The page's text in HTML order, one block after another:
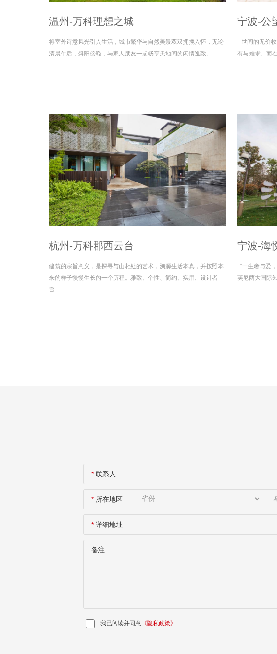
温州-万科理想之城
将室外诗意风光引入生活，城市繁华与自然美景双双拥揽入怀，无论
清晨午后，斜阳傍晚，与家人朋友一起畅享天地间的闲情逸致。
宁波-公
世间的无价
有与难求。而
杭州-万科郡西云台
建筑的宗旨意义，是探寻与山相处的艺术，溯源生活本真，并按照本
来的样子慢慢生长的一个历程。雅致、个性、简约、实用。设计者
旨…
宁波-海
“一生奢与爱
芙尼两大国际
* 联系人
* 所在地区
* 详细地址
备注
我已阅读并同意 《隐私政策》